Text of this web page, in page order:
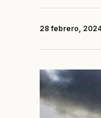
28 febrero, 2024